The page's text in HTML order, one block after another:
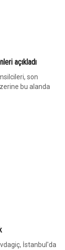
açıkladı
son
bu alanda
İstanbul'da